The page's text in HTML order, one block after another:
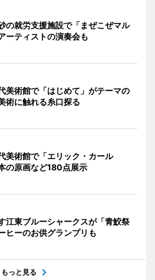
の就労支援施設で「まぜこぜマル
ティストの演奏会も
美術館で「はじめて」がテーマの
術に触れる糸口探る
美術館で「エリック・カール
の原画など180点展示
江東ブルーシャークスが「青鮫祭
ヒーのお供グランプリも
もっと見る